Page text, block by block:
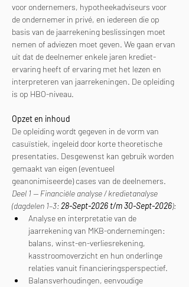
voor ondernemers, hypotheekadviseurs voor
de ondernemer in privé, en iedereen die op
basis van de jaarrekening beslissingen moet
nemen of adviezen moet geven. We gaan ervan
uit dat de deelnemer enkele jaren krediet­
ervaring heeft of ervaring met het lezen en
interpreteren van jaarrekeningen. De opleiding
is op HBO-niveau.
Opzet en inhoud
De opleiding wordt gegeven in de vorm van
casuïstiek, ingeleid door korte theoretische
presentaties. Desgewenst kan gebruik worden
gemaakt van eigen (eventueel
geanonimiseerde) cases van de deelnemers.
Deel 1 — Financiële analyse / kredietanalyse
(dagdelen 1–3: 28-Sept-2026 t/m 30-Sept-2026):
Analyse en interpretatie van de
jaarrekening van MKB-ondernemingen:
balans, winst-en-verliesrekening,
kasstroomoverzicht en hun onderlinge
relaties vanuit financieringsperspectief.
Balansverhoudingen, eenvoudige